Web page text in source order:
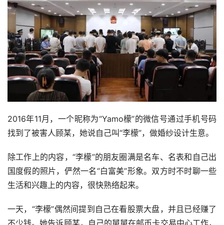
2016年11月，一个昵称为“Yamo檬”的微信号通过手机号码
找到了被害人顾某，她说自己叫“李檬”，做婚纱设计生意。
除工作上的内容，“李檬”的朋友圈满是名车、名表和自己出
国度假的照片，俨然一名“白富美”形象。双方时不时聊一些
生活和兴趣上的内容，很快熟络起来。
一天，“李檬”偶然间提到自己在看股票大盘，并且已经赚了
不少钱。她告诉顾某，自己的舅舅在邮币卡交易中心工作，